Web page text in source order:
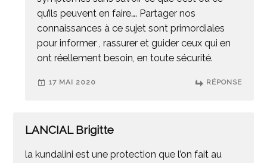
qu’ils peuvent en faire…. Partager nos
connaissances à ce sujet sont primordiales
pour informer , rassurer et guider ceux qui en
ont réellement besoin, en toute sécurité.
17 MAI 2020 RÉPONSE
LANCIAL Brigitte
la kundalini est une protection que l’on fait au